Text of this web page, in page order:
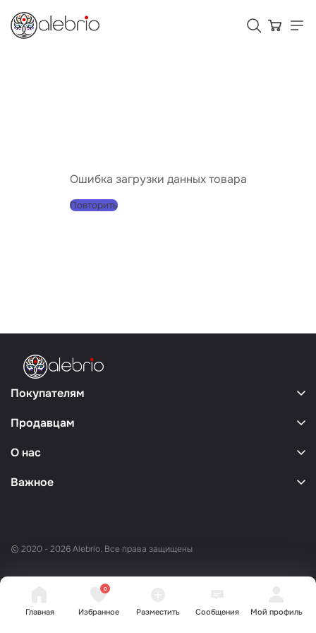
Аксессуары
Для кого Alebrio
Главная
0
Избранное Разместить Сообщения Мой профиль
Ошибка загрузки данных товара
Повторить
Покупателям
Продавцам
О нас
Важное
© 2020 - 2026 Alebrio. Все права защищены